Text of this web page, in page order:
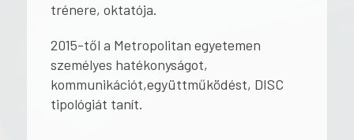
trénere, oktatója.
2015-től a Metropolitan egyetemen
személyes hatékonyságot,
kommunikációt,együttműködést, DISC
tipológiát tanít.